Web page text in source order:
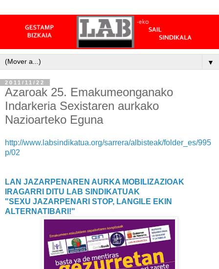
▼
2011/11/22
Azaroak 25. Emakumeonganako
Indarkeria Sexistaren aurkako
Nazioarteko Eguna
http://www.labsindikatua.org/sarrera/albisteak/folder_es/995
p/02
LAN JAZARPENAREN AURKA MOBILIZAZIOAK
IRAGARRI DITU LAB SINDIKATUAK
"SEXU JAZARPENARI STOP, LANGILE EKIN
ALTERNATIBARI!"